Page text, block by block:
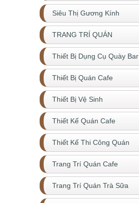
Siêu Thị Gương Kính
TRANG TRÍ QUÁN
Thiết Bị Dụng Cụ Quày Bar
Thiết Bị Quán Cafe
Thiết Bị Vệ Sinh
Thiết Kế Quán Cafe
Thiết Kế Thi Công Quán
Trang Trí Quán Cafe
Trang Trí Quán Trà Sữa